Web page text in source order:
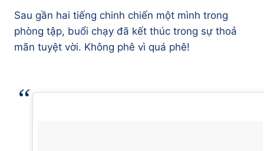
Sau gần hai tiếng chinh chiến một mình trong
phòng tập, buổi chạy đã kết thúc trong sự thoả
mãn tuyệt vời. Không phê vì quá phê!